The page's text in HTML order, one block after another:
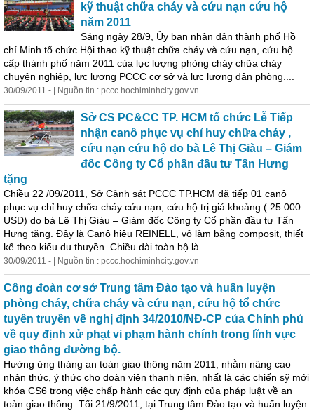
kỹ thuật chữa cháy và cứu nạn cứu hộ
năm 2011
Sáng ngày 28/9, Ủy ban nhân dân thành phố Hồ
chí Minh tổ chức Hội thao kỹ thuật chữa cháy và cứu nạn, cứu hộ
cấp thành phố năm 2011 của lực lượng phòng cháy chữa cháy
chuyên nghiệp, lực lượng PCCC cơ sở và lực lượng dân phòng
30/09/2011 - | Nguồn tin : pccc.hochiminhcity.gov.vn
Sở CS PC&CC TP. HCM tổ chức Lễ Tiếp
nhận canô phục vụ chỉ huy chữa cháy ,
cứu nạn cứu hộ do bà Lê Thị Giàu – Giám
đốc Công ty Cổ phần đầu tư Tấn Hưng
tặng
Chiều 22 /09/2011, Sở Cảnh sát PCCC TP.HCM đã tiếp 01 canô
phục vụ chỉ huy chữa cháy cứu nạn, cứu hộ trị giá khoảng ( 25.000
USD) do bà Lê Thị Giàu – Giám đốc Công ty Cổ phần đầu tư Tấn
Hưng tặng. Đây là Canô hiệu REINELL, vỏ làm bằng composit, thiết
kế theo kiểu du thuyền. Chiều dài toàn bộ là......
30/09/2011 - | Nguồn tin : pccc.hochiminhcity.gov.vn
Công đoàn cơ sở Trung tâm Đào tạo và huấn luyện
phòng cháy, chữa cháy và cứu nạn, cứu hộ tổ chức
tuyên truyền về nghị định 34/2010/NĐ-CP của Chính phủ
về quy định xử phạt vi phạm hành chính trong lĩnh vực
giao thông đường bộ.
Hưởng ứng tháng an toàn giao thông năm 2011, nhằm nâng cao
nhận thức, ý thức cho đoàn viên thanh niên, nhất là các chiến sỹ mới
khóa CS6 trong việc chấp hành các quy định của pháp luật về an
toàn giao thông. Tối 21/9/2011, tại Trung tâm Đào tạo và huấn luyện